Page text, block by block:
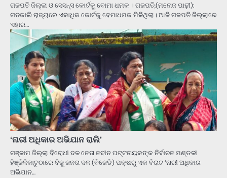
ଗଜପତି ଜିଲ୍ଲା ଓ ସେସନ୍‌ସ କୋର୍ଟକୁ ବୋମା ଧମକ । ଗଜପତି,(ମନୋଜ ପାଢ଼ୀ):
ଗତକାଲି ରାଜ୍ୟରେ ଏକାଧିକ କୋର୍ଟକୁ ବେମାଧମକ ମିଳିଥିଲା। ଆଜି ଗଜପତି ଜିଲ୍ଲାରେ
ଏହାର…
‘ନାରୀ ଅଧିକାର ଅଭିଯାନ ରାଲି’
ଗଞ୍ଜାମ ଜିଲ୍ଲା ବିରୋଧୀ ଦଳ ନେତା ନବୀନ ପଟ୍ଟନାୟକଙ୍କ ନିର୍ବାଚନ ମଣ୍ଡଳୀ
ହିଞ୍ଜିଳିକାଟୁଠାରେ ବିଜୁ ଜନତା ଦଳ (ବିଜେଡି) ପକ୍ଷରୁ ଏକ ବିରାଟ ‘ନାରୀ ଅଧିକାର
ଅଭିଯାନ…